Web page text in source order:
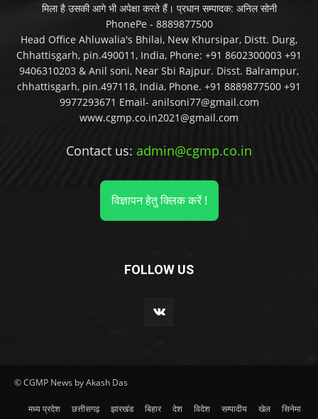
मिला है उसकी आगे भी अपेक्षा करते हैं। प्रधान सम्पादक: अनिल सोनी
PhonePe - 8889877500
Head Office Ahluwalia's Bhilai, New Khursipar, Distt. Durg,
Chhattisgarh, pin.490011, India, Phone: +91 8602300003 +91
9406310203 & Anil soni, Near Sbi Rajpur. Disst. Balrampur,
chhattisgarh, pin.497118, India, Phone. +91 8889877500 +91
9977293671 Email- anilsoni77@gmail.com
www.cgmp.co.in2021@gmail.com
Contact us: admin@cgmp.co.in
विज्ञापन हेतु क्लिक करें !
FOLLOW US
© CGMP News by Akash Das
मध्य प्रदेश छत्तीसगढ़ झारखंड बिहार देश विदेश सम्पादीय खेल सिनेमा